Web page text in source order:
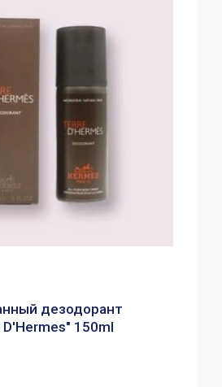
дезодорант
150ml